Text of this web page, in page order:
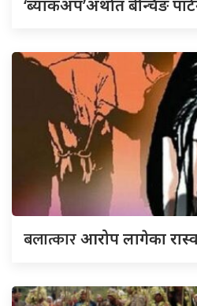
‘ब्याकअप’अर्थात बेन्चिङ
बलात्कारआरोप लागेका